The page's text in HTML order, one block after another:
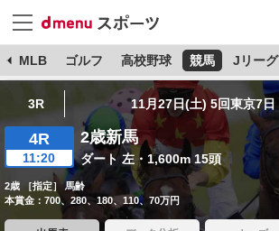
MLB ゴルフ 高校野球 競馬 Jリーグ
3R 11月27日(土) 5回東京7日
4R
11:20
2歳新馬
ダート 左・1,600m 15頭
2歳 ［指定］ 馬齢
本賞金：700、280、180、110、70万円